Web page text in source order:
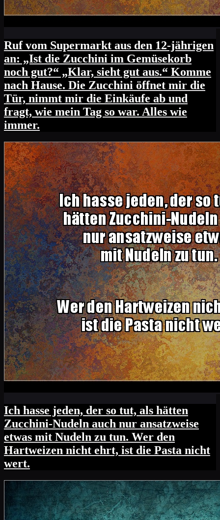
Ruf vom Supermarkt aus den 12-jährigen
an: „Ist die Zucchini im Gemüsekorb
noch gut?“ „Klar, sieht gut aus.“ Komme
nach Hause. Die Zucchini öffnet mir die
Tür, nimmt mir die Einkäufe ab und
fragt, wie mein Tag so war. Alles wie
immer.
Ich hasse jeden, der so tut, als hätten
Zucchini-Nudeln auch nur ansatzweise
etwas mit Nudeln zu tun. Wer den
Hartweizen nicht ehrt, ist die Pasta nicht
wert.